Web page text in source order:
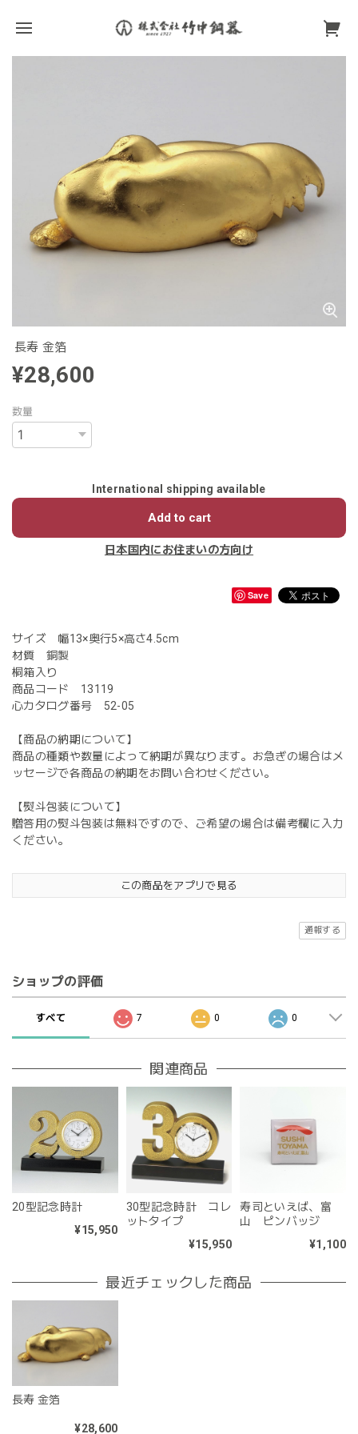
長寿 金箔
¥28,600
数量
International shipping available
Add to cart
日本国内にお住まいの方向け
Save
サイズ 幅13×奥行5×高さ4.5cm
材質 銅製
桐箱入り
商品コード 13119
心カタログ番号 52-05
【商品の納期について】
商品の種類や数量によって納期が異なります。お急ぎの場合はメ
ッセージで各商品の納期をお問い合わせください。
【熨斗包装について】
贈答用の熨斗包装は無料ですので、ご希望の場合は備考欄に入力
ください。
この商品をアプリで見る
通報する
ショップの評価
すべて 7 0 0
関連商品
20型記念時計
¥15,950
30型記念時計 コレ
ットタイプ
¥15,950
寿司といえば、富
山 ピンバッジ
¥1,100
最近チェックした商品
長寿 金箔
¥28,600